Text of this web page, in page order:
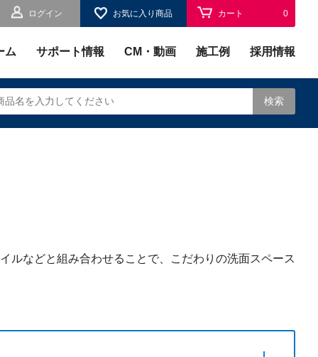
ログイン お気に入り商品 カート 0
ム サポート情報 CM・動画 施工例 採用情報
検索
ルなどと組み合わせることで、こだわりの洗面スペース